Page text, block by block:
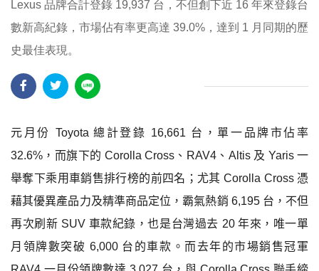
Lexus 品牌合計登錄 19,937 台，不但創下近 16 年來登錄台
數新高紀錄，市場佔有率更高達 39.0%，達到 1 月同期的歷
史最佳表現。
元月份 Toyota總計登錄 16,661 台，單一品牌市佔率
32.6% ，而旗下的 Corolla Cross 、 RAV4、 Altis 及 Yaris 一
舉奪下乘用車銷售排行榜的前四名；尤其 Corolla Cross 憑
藉其優異產品力及精準商品定位，霸氣熱銷 6,195 台，不但
再次刷新 SUV 車款紀錄，也是台灣過去 20年來，唯一單
月領牌數突破 6,000 台的車款。而去年的市場銷售冠軍